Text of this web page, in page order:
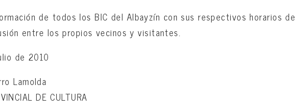
de todos los BIC del Albayzín con sus respectivos horarios de
entre los propios vecinos y visitantes.
de 2010
Lamolda
DE CULTURA